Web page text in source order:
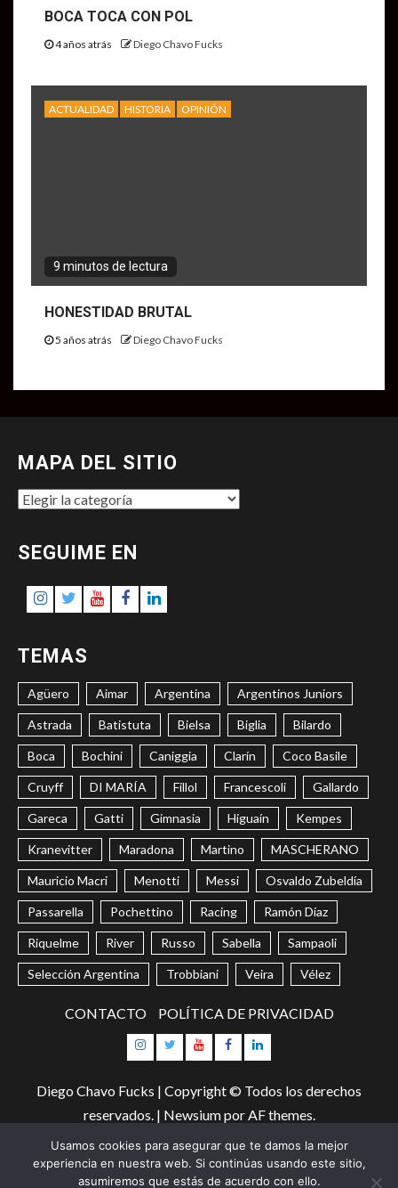
BOCA TOCA CON POL
4 años atrás Diego Chavo Fucks
ACTUALIDAD HISTORIA OPINIÓN
9 minutos de lectura
HONESTIDAD BRUTAL
5 años atrás Diego Chavo Fucks
MAPA DEL SITIO
MAPA
SITIO
SEGUIME EN
Instagram
TwitterYoutubeFacebookLinkedIn
TEMAS
Agüero Aimar Argentina Argentinos Juniors
Astrada Batistuta Bielsa Biglia Bilardo
Boca Bochini Caniggia Clarín Coco Basile
Cruyff DI MARÍA Fillol Francescoli Gallardo
Gareca Gatti Gimnasia Higuaín Kempes
Kranevitter Maradona Martino MASCHERANO
Mauricio Macri Menotti Messi Osvaldo Zubeldía
Passarella Pochettino Racing Ramón Díaz
Riquelme River Russo Sabella Sampaoli
Selección Argentina Trobbiani Veira Vélez
CONTACTO POLÍTICA DE PRIVACIDAD
Instagram
TwitterYoutubeFacebookLinkedIn
Diego Chavo Fucks | Copyright © Todos los derechos
reservados. | Newsiumpor AF themes.
Usamos cookies para asegurar que te damos la mejor
experiencia en nuestra web. Si continúas usando este sitio,
asumiremos que estás de acuerdo con ello.
Too Many Requests